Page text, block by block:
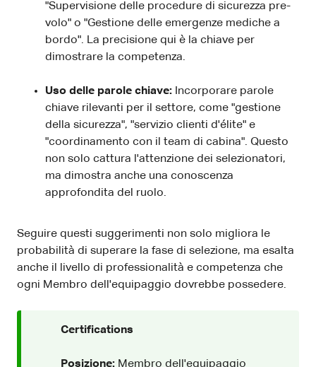
"Supervisione delle procedure di sicurezza pre-
volo" o "Gestione delle emergenze mediche a
bordo". La precisione qui è la chiave per
dimostrare la competenza.
Uso delle parole chiave: Incorporare parole
chiave rilevanti per il settore, come "gestione
della sicurezza", "servizio clienti d'élite" e
"coordinamento con il team di cabina". Questo
non solo cattura l'attenzione dei selezionatori,
ma dimostra anche una conoscenza
approfondita del ruolo.
Seguire questi suggerimenti non solo migliora le
probabilità di superare la fase di selezione, ma esalta
anche il livello di professionalità e competenza che
ogni Membro dell'equipaggio dovrebbe possedere.
Certifications
Posizione: Membro dell'equipaggio